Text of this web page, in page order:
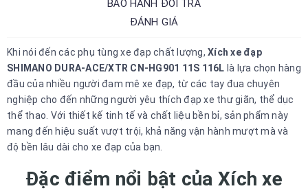
BẢO HÀNH ĐỔI TRẢ
ĐÁNH GIÁ
Khi nói đến các phụ tùng xe đạp chất lượng, Xích xe đạp
SHIMANO DURA-ACE/XTR CN-HG901 11S 116L là lựa chọn hàng
đầu của nhiều người đam mê xe đạp, từ các tay đua chuyên
nghiệp cho đến những người yêu thích đạp xe thư giãn, thể dục
thể thao. Với thiết kế tinh tế và chất liệu bền bỉ, sản phẩm này
mang đến hiệu suất vượt trội, khả năng vận hành mượt mà và
độ bền lâu dài cho xe đạp của bạn.
Đặc điểm nổi bật của Xích xe